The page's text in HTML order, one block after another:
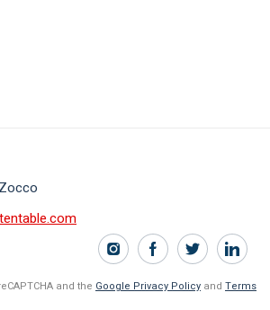
and the Google Privacy Policy and Terms